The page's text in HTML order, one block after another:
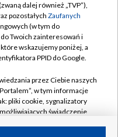
dalej również „TVP”),
pozostałych Zaufanych
(w tym do
Twoich zainteresowań i
wskazujemy poniżej, a
PPID do Google.
przez Ciebie naszych
w tym informacje
pliki cookie, sygnalizatory
świadczenie